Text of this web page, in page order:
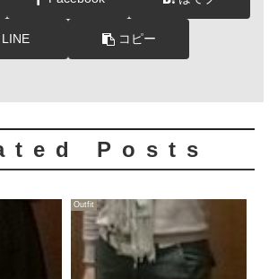
LINE コピー
Posts
Outfit